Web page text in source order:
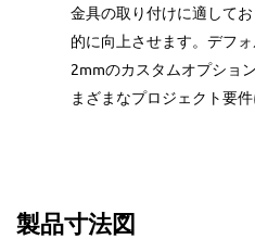
金具の取り付けに適して
的に向上させます。デフ
2mmのカスタムオプショ
まざまなプロジェクト要件
製品寸法図